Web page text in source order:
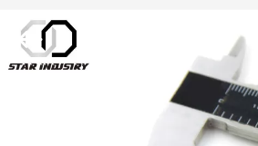
Proveedor.
Copyright
2021